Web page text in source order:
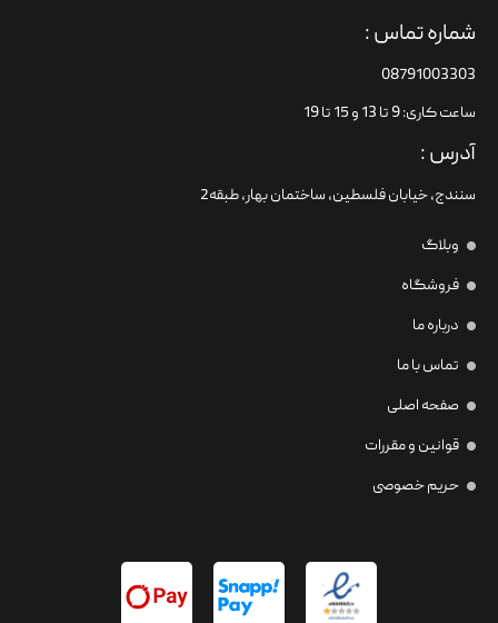
شماره تماس :
08791003303
ساعت کاری: 9 تا 13 و 15 تا 19
آدرس :
سنندج، خیابان فلسطین،‌ ساختمان بهار، طبقه2
وبلاگ
فروشگاه
درباره ما
تماس با ما
صفحه اصلی
قوانین و مقررات
حریم خصوصی